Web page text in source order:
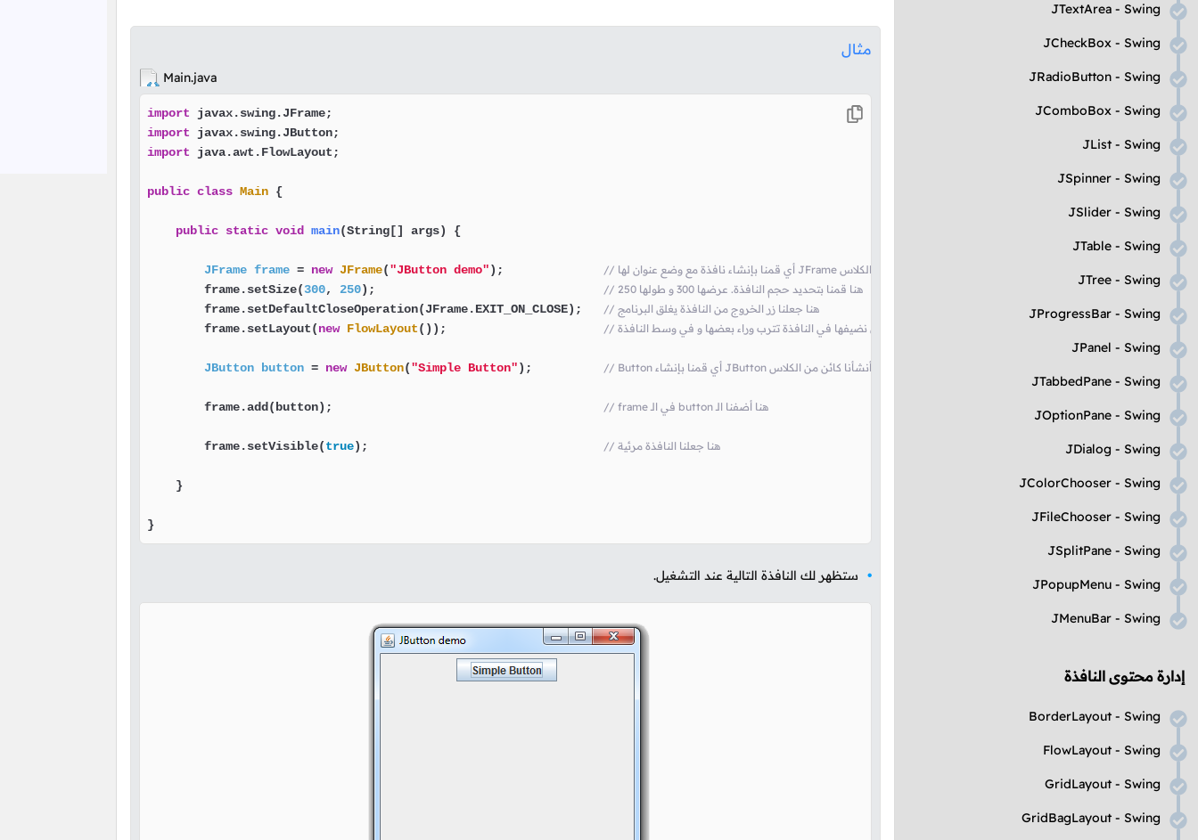
JTextArea - Swing
JCheckBox - Swing
JRadioButton - Swing
JComboBox - Swing
JList - Swing
JSpinner - Swing
JSlider - Swing
JTable - Swing
JTree - Swing
JProgressBar - Swing
JPanel - Swing
JTabbedPane - Swing
JOptionPane - Swing
JDialog - Swing
JColorChooser - Swing
JFileChooser - Swing
JSplitPane - Swing
JPopupMenu - Swing
JMenuBar - Swing
إدارة محتوى النافذة
BorderLayout - Swing
FlowLayout - Swing
GridLayout - Swing
GridBagLayout - Swing
مثال
Main.java
import
import
import java.awt.FlowLayout;
public class Main {
public static void main(String[] args) {
JFrame frame = new JFrame("JButton demo"); // أي قمنا بإنشاء نافذة مع وضع عنوان لها JFrame هنا أنشأنا كائن من الكلاس
        frame.setSize(
300, 250); // هنا قمنا بتحديد حجم النافذة. عرضها 300 و طولها 250
        frame.setDefaultCloseOperation(JFrame.EXIT_ON_CLOSE);
// هنا جعلنا زر الخروج من النافذة يغلق البرنامج
        frame.setLayout(
new FlowLayout());
JButton button = new JButton("Simple Button"); // Button أي قمنا بإنشاء JButton هنا أنشأنا كائن من الكلاس
        frame.add(button);
// frame في الـ button هنا أضفنا الـ
        frame.setVisible(
true); // هنا جعلنا النافذة مرئية
    }
}
ستظهر لك النافذة التالية عند التشغيل.